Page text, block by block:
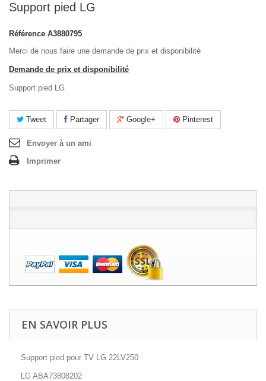
Support pied LG
Référence A3880795
Merci de nous faire une demande de prix et disponibilité
Demande de prix et disponibilité
Support pied LG
Tweet Partager Google+ Pinterest
Envoyer à un ami
Imprimer
EN SAVOIR PLUS
Support pied pour TV LG 22LV250
LG ABA73808202